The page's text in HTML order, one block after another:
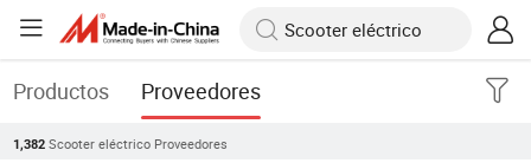
Productos Proveedores
1,382 Scooter eléctrico Proveedores